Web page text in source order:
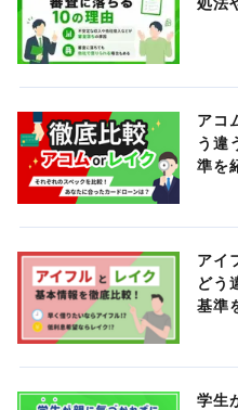
処法
アコ
う違
準を
アイ
どう
基準
学生